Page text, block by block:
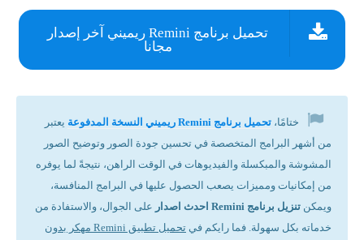
تحميل برنامج Remini ريميني آخر إصدار
مجانا
ختامًا، تحميل برنامج Remini ريميني النسخة المدفوعة
يعتبر
من أشهر البرامج المتخصصة في تحسين جودة الصور وتوضيح الصور
المشوشة والمبكسلة والفيديوهات في الوقت الراهن، نتيجةً لما يوفره
من إمكانيات ومميزات يصعب الحصول عليها في البرامج المنافسة،
ويمكن تنزيل برنامج Remini احدث اصدار
على الجوال، والاستفادة من
خدماته بكل سهولة. فما رايكم في
تحميل تطبيق Remini مهكر بدون